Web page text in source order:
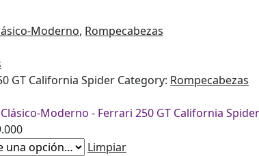
hastaModerno, Rompecabezas
GT California Spider Category: Rompecabezas
Moderno - Ferrari 250 GT California
Rango
de
Limpiar